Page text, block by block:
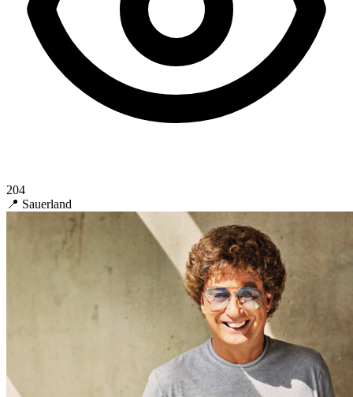
204
📍 Sauerland